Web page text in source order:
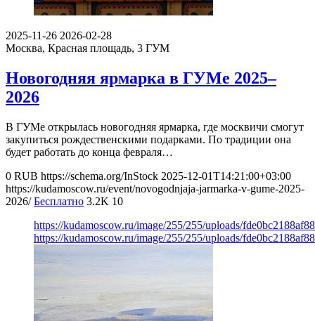
2025-11-26 2026-02-28
Москва, Красная площадь, 3 ГУМ
Новогодняя ярмарка в ГУМе 2025–
2026
В ГУМе открылась новогодняя ярмарка, где москвичи смогут
закупиться рождественскими подарками. По традиции она
будет работать до конца февраля…
0 RUB https://schema.org/InStock 2025-12-01T14:21:00+03:00
https://kudamoscow.ru/event/novogodnjaja-jarmarka-v-gume-2025-
2026/ Бесплатно 3.2K 10
https://kudamoscow.ru/image/255/255/uploads/
https://kudamoscow.ru/image/255/255/uploads/